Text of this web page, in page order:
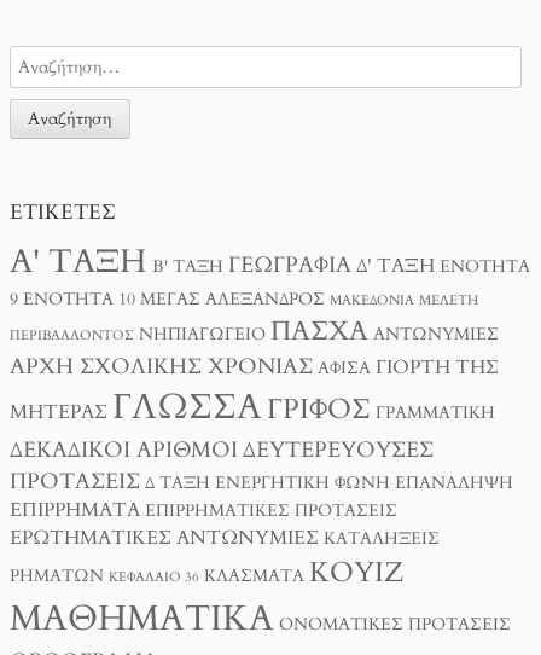
ΕΤΙΚΈΤΕΣ
Α' ΤΆΞΗ Β' ΤΆΞΗ ΓΕΩΓΡΑΦΊΑΔ' ΤΆΞΗ ΕΝΌΤΗΤΑ
9 ΕΝΌΤΗΤΑ 10 ΜΈΓΑΣ ΑΛΈΞΑΝΔΡΟΣ ΜΑΚΕΔΟΝΊΑ ΜΕΛΈΤΗ
ΠΕΡΙΒΆΛΛΟΝΤΟΣ ΝΗΠΙΑΓΩΓΕΊΟ ΠΆΣΧΑ ΑΝΤΩΝΥΜΊΕΣ
ΑΡΧΉ ΣΧΟΛΙΚΉΣ ΧΡΟΝΙΆΣ ΑΦΊΣΑ ΓΙΟΡΤΉ ΤΗΣ
ΜΗΤΈΡΑΣ ΓΛΏΣΣΑΓΡΊΦΟΣ ΓΡΑΜΜΑΤΙΚΉ
ΔΕΚΑΔΙΚΟΊ ΑΡΙΘΜΟΊ ΔΕΥΤΕΡΕΎΟΥΣΕΣ
ΠΡΟΤΆΣΕΙΣ Δ ΤΑΞΗ ΕΝΕΡΓΗΤΙΚΉ ΦΩΝΉ ΕΠΑΝΆΛΗΨΗ
ΕΠΙΡΡΉΜΑΤΑ ΕΠΙΡΡΗΜΑΤΙΚΈΣ ΠΡΟΤΆΣΕΙΣ
ΕΡΩΤΗΜΑΤΙΚΈΣ ΑΝΤΩΝΥΜΊΕΣ ΚΑΤΑΛΉΞΕΙΣ
ΡΗΜΆΤΩΝ ΚΕΦΆΛΑΙΟ 36 ΚΛΆΣΜΑΤΑ ΚΟΥΊΖ
ΜΑΘΗΜΑΤΙΚΆ ΟΝΟΜΑΤΙΚΈΣ ΠΡΟΤΆΣΕΙΣ